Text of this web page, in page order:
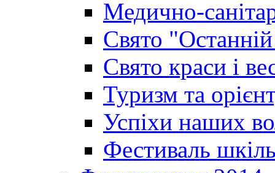
Медично-
Свято
Свято краси і
Туризм та
Успіхи наших
Фестиваль